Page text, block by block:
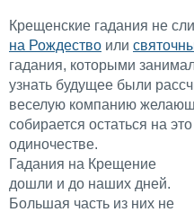
Крещенские гадания не
на Рождество или
гадания, которыми
узнать будущее были
веселую компанию
собирается остаться на
одиночестве.
Гадания на Крещение
дошли и до наших дней.
Большая часть из них не